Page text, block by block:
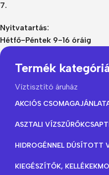
7.
Nyitvatartás:
Hétfő-Péntek 9-16 óráig
Termék
Víztisztító áruház
AKCIÓS
ASZTALI VÍZSZŰRŐK
HIDROGÉNNEL DÚSÍTOTT
KIEGÉSZÍTŐK, KELLÉKEK